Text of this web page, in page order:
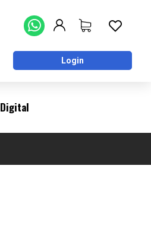
Login
Digital